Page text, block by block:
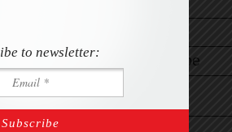
to newsletter: